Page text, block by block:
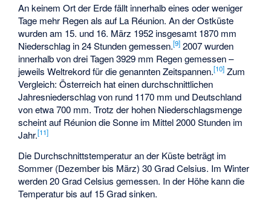
An keinem Ort der Erde fällt innerhalb eines oder weniger
Tage mehr Regen als auf La Réunion. An der Ostküste
wurden am 15. und 16. März 1952 insgesamt 1870 mm
Niederschlag in 24 Stunden gemessen.[9] 2007 wurden
innerhalb von drei Tagen 3929 mm Regen gemessen –
jeweils Weltrekord für die genannten Zeitspannen.[10] Zum
Vergleich: Österreich hat einen durchschnittlichen
Jahresniederschlag von rund 1170 mm und Deutschland
von etwa 700 mm. Trotz der hohen Niederschlagsmenge
scheint auf Réunion die Sonne im Mittel 2000 Stunden im
Jahr.[11]
Die Durchschnittstemperatur an der Küste beträgt im
Sommer (Dezember bis März) 30 Grad Celsius. Im Winter
werden 20 Grad Celsius gemessen. In der Höhe kann die
Temperatur bis auf 15 Grad sinken.